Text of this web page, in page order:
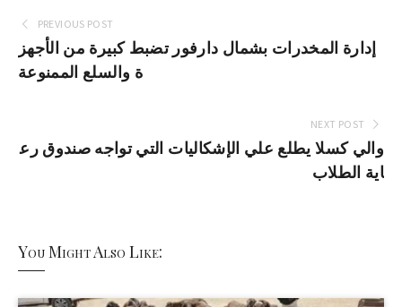
PREVIOUS POST
إدارة المخدرات بشمال دارفور تضبط كبيرة من الأجهز
ة والسلع الممنوعة
NEXT POST
والي كسلا يطلع علي الإشكاليات التي تواجه صندوق رع
اية الطلاب
You Might Also Like: